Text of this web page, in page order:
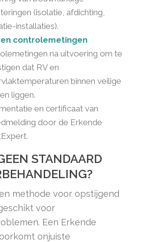
(isolatie, afdichting,
installaties).
controlemetingen
na uitvoering om te
dat RV en
binnen veilige
liggen.
en certificaat van
door de Erkende
STANDAARD
methode voor opstijgend
voor
Een Erkende
onjuiste